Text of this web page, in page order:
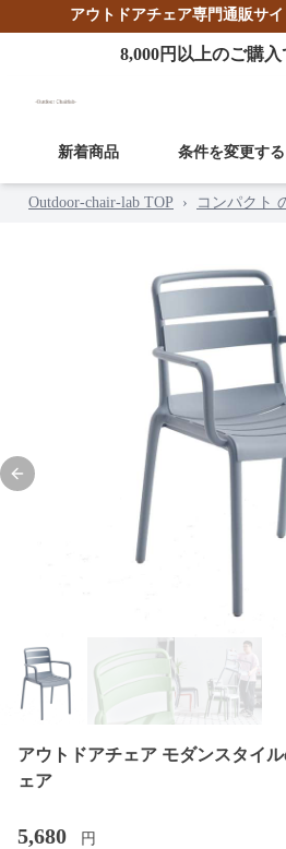
アウトドアチェア専門通販サイ
8,000円以上のご購
新着商品 条件を変更する
Outdoor-chair-lab TOP › コンパクト
Previous slide
アウトドアチェア モダンスタイ
ェア
5,680 円